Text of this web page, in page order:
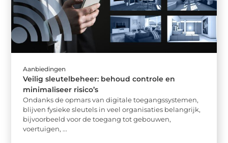
Aanbiedingen
Veilig sleutelbeheer: behoud controle en
minimaliseer risico’s
Ondanks de opmars van digitale toegangssystemen,
blijven fysieke sleutels in veel organisaties belangrijk,
bijvoorbeeld voor de toegang tot gebouwen,
voertuigen, ...